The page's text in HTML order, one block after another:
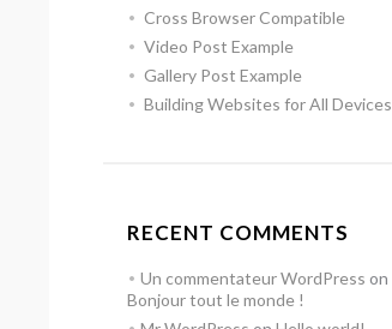
Cross Browser Compatible
Video Post Example
Gallery Post Example
Building Websites for All Devices
RECENT COMMENTS
Un commentateur WordPress on
Bonjour tout le monde !